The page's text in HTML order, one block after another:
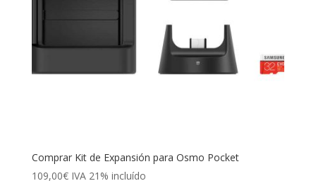
Comprar Kit de Expansión para Osmo Pocket
109,00€ IVA 21% incluído